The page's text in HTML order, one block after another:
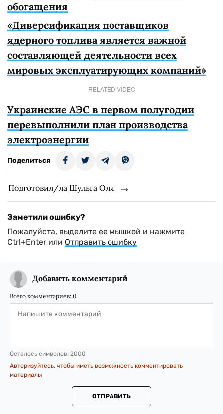
обогащения
«Диверсификация поставщиков
ядерного топлива является важной
составляющей деятельности всех
мировых эксплуатирующих компаний»
RELATED VIDEO
Украинские АЭС в первом полугодии
перевыполнили план производства
электроэнергии
Поделиться
Подготовил/ла Шульга Оля
Заметили ошибку?
Пожалуйста, выделите ее мышкой и нажмите
Ctrl+Enter или Отправить ошибку
Добавить комментарий
Всего комментариев: 0
Осталось символов: 2000
Авторизуйтесь, чтобы иметь возможность комментировать
материалы
ОТПРАВИТЬ